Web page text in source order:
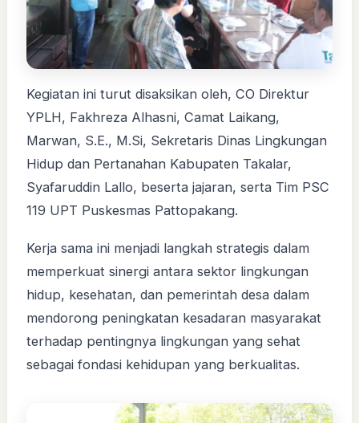
Kegiatan ini turut disaksikan oleh, CO Direktur
YPLH, Fakhreza Alhasni, Camat Laikang,
Marwan, S.E., M.Si, Sekretaris Dinas Lingkungan
Hidup dan Pertanahan Kabupaten Takalar,
Syafaruddin Lallo, beserta jajaran, serta Tim PSC
119 UPT Puskesmas Pattopakang.
Kerja sama ini menjadi langkah strategis dalam
memperkuat sinergi antara sektor lingkungan
hidup, kesehatan, dan pemerintah desa dalam
mendorong peningkatan kesadaran masyarakat
terhadap pentingnya lingkungan yang sehat
sebagai fondasi kehidupan yang berkualitas.